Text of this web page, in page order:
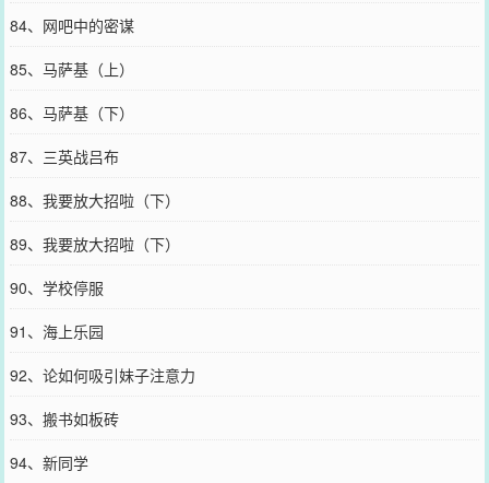
84、网吧中的密谋
85、马萨基（上）
86、马萨基（下）
87、三英战吕布
88、我要放大招啦（下）
89、我要放大招啦（下）
90、学校停服
91、海上乐园
92、论如何吸引妹子注意力
93、搬书如板砖
94、新同学